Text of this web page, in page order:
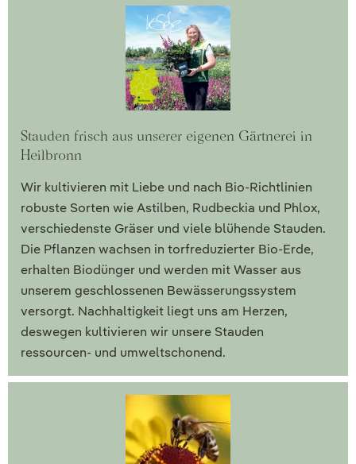
Stauden frisch aus unserer eigenen Gärtnerei in
Heilbronn
Wir kultivieren mit Liebe und nach Bio-Richtlinien
robuste Sorten wie Astilben, Rudbeckia und Phlox,
verschiedenste Gräser und viele blühende Stauden.
Die Pflanzen wachsen in torfreduzierter Bio-Erde,
erhalten Biodünger und werden mit Wasser aus
unserem geschlossenen Bewässerungssystem
versorgt. Nachhaltigkeit liegt uns am Herzen,
deswegen kultivieren wir unsere Stauden
ressourcen- und umweltschonend.